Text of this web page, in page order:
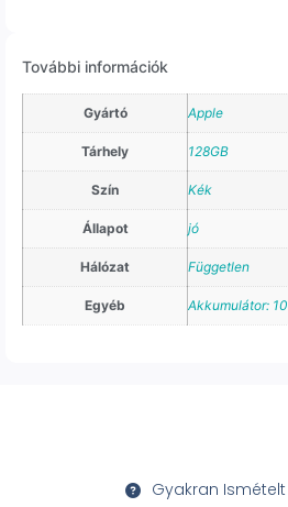
További információk
Gyártó Apple
Tárhely 128GB
Szín Kék
Állapot jó
Hálózat Független
Egyéb Akkumulátor:
Gyakran